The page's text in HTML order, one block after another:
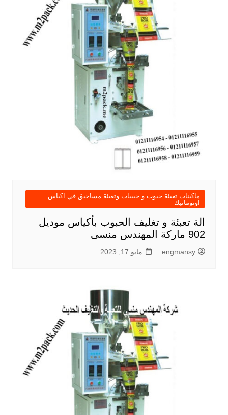
ماكينات تعبئة حبوب و حبيبات وتعبئة مساحيق في اكياس
اوتوماتيك
الة تعبئة و تغليف الحبوب بأكياس موديل
902 ماركة المهندس منسى
engmansy مايو 17, 2023